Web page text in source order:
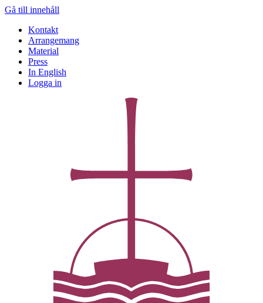
Gå till innehåll
Kontakt
Arrangemang
Material
Press
In English
Logga in